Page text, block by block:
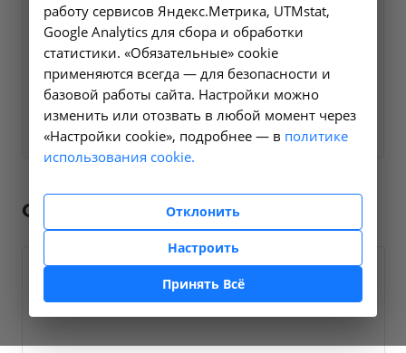
Пришлите нам Вашу контактную
информацию и мы свяжемся с Вами в
ближайшее время
Заказать услугу ?
Сотрудники
работу сервисов Яндекс.Метрика, UTMstat,
Google Analytics для сбора и обработки
статистики. «Обязательные» cookie
применяются всегда — для безопасности и
базовой работы сайта. Настройки можно
изменить или отозвать в любой момент через
«Настройки cookie», подробнее — в политике
использования cookie.
Отклонить
Настроить
Принять Всё